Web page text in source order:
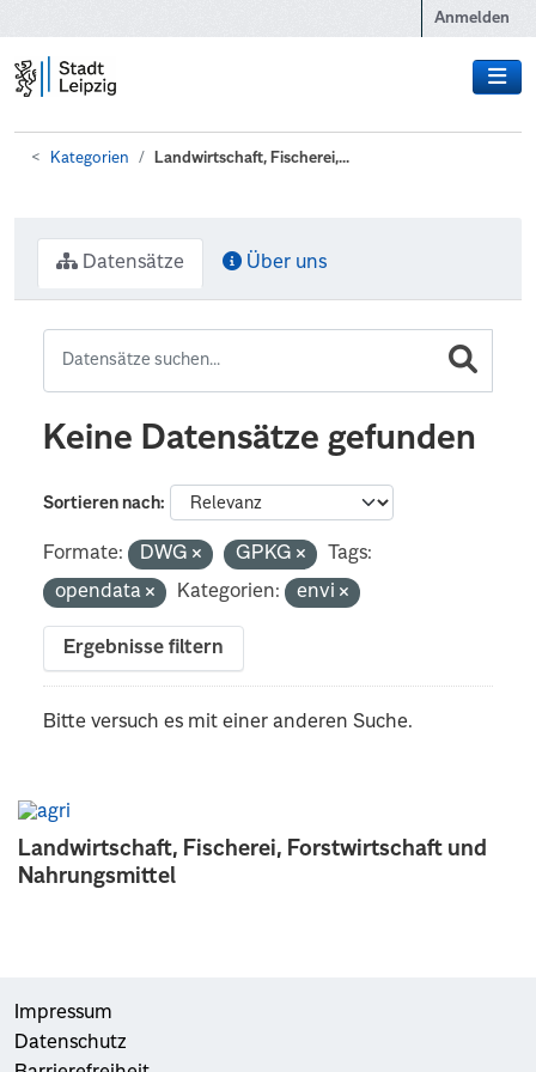
Anmelden
Kategorien Landwirtschaft, Fischerei,...
Landwirtschaft, Fischerei, Forstwirtschaft und
Nahrungsmittel
Datensätze Über uns
Keine Datensätze gefunden
Sortieren nach
Formate: DWG GPKG
Tags:
opendata
Kategorien: envi
Ergebnisse filtern
Bitte versuch es mit einer anderen Suche.
Impressum
Datenschutz